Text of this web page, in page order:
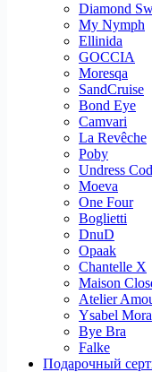
Diamond
My Nymph
Ellinida
GOCCIA
Moresqa
SandCruise
Bond Eye
Camvari
La Revêche
Poby
Undress
Moeva
One Four
Boglietti
DnuD
Opaak
Chantelle X
Maison
Atelier
Ysabel Mora
Bye Bra
Falke
Подарочный